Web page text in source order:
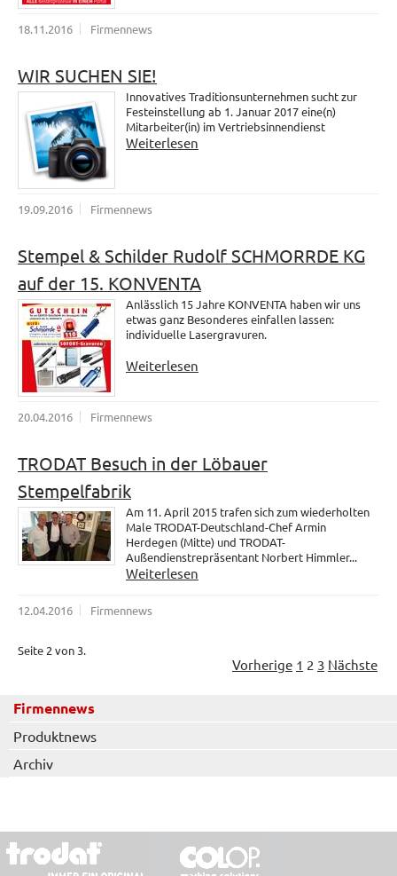
18.11.2016 Firmennews
WIR SUCHEN SIE!
Innovatives Traditionsunternehmen sucht zur
Festeinstellung ab 1. Januar 2017 eine(n)
Mitarbeiter(in) im Vertriebsinnendienst
Weiterlesen
19.09.2016 Firmennews
Stempel & Schilder Rudolf SCHMORRDE KG
auf der 15. KONVENTA
Anlässlich 15 Jahre KONVENTA haben wir uns
etwas ganz Besonderes einfallen lassen:
individuelle Lasergravuren.
Weiterlesen
20.04.2016 Firmennews
TRODAT Besuch in der Löbauer
Stempelfabrik
Am 11. April 2015 trafen sich zum wiederholten
Male TRODAT-Deutschland-Chef Armin
Herdegen (Mitte) und TRODAT-
Außendienstrepräsentant Norbert Himmler...
Weiterlesen
12.04.2016 Firmennews
Seite 2 von 3.
Vorherige 1 2 3 Nächste
Firmennews
Produktnews
Archiv